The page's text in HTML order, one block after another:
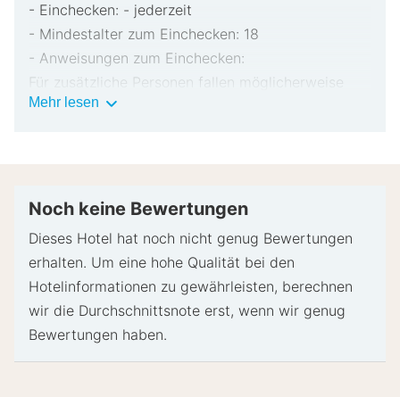
- Einchecken: - jederzeit
- Mindestalter zum Einchecken: 18
- Anweisungen zum Einchecken:
Für zusätzliche Personen fallen möglicherweise
Gebühren an, die abhängig von den Bestimmungen
bar für unvorhergesehene Aufwendungen verlangt.
versucht, Sonderwünschen entgegenzukommen,
Eventuell fallen zusätzliche Gebühren an.
Diese Unterkunft akzeptiert Kreditkarten,
Debitkarten und Bargeld.
Mehr lesen Wichtige
Noch keine Bewertungen
Dieses Hotel hat noch nicht genug Bewertungen
erhalten. Um eine hohe Qualität bei den
Hotelinformationen zu gewährleisten, berechnen
wir die Durchschnittsnote erst, wenn wir genug
Bewertungen haben.